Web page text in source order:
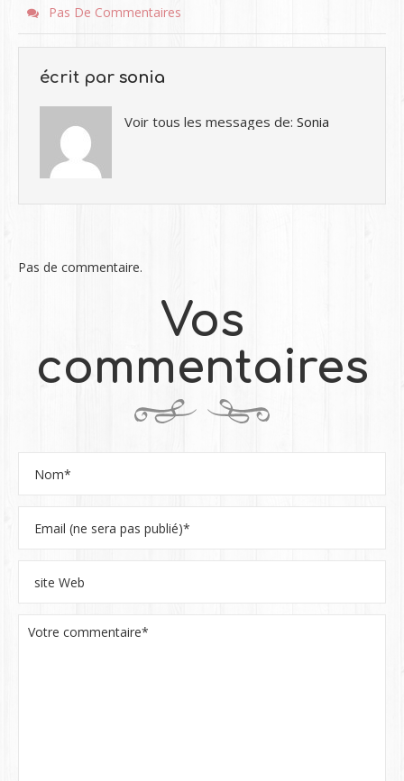
Pas De Commentaires
écrit par sonia
Voir tous les messages de: Sonia
Pas de commentaire.
Vos
commentaires